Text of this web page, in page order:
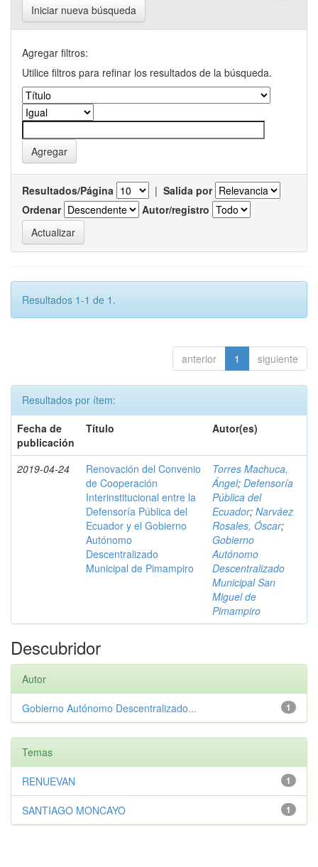
Iniciar nueva búsqueda
Agregar filtros:
Utilice filtros para refinar los resultados de la búsqueda.
Resultados/Página | Salida por
Ordenar
Autor/registro
Resultados 1-1 de 1.
anterior 1 siguiente
Resultados por ítem:
Fecha de
publicación
Título Autor(es)
2019-04-24
Renovación del Convenio
de Cooperación
Interinstitucional entre la
Defensoría Pública del
Ecuador y el Gobierno
Autónomo
Descentralizado
Municipal de Pimampiro
Torres Machuca,
Ángel; Defensoría
Pública del
Ecuador; Narváez
Rosales, Óscar;
Gobierno
Autónomo
Descentralizado
Municipal San
Miguel de
Pimampiro
Descubridor
Autor
1
Gobierno Autónomo Descentralizado...
Temas
1
RENUEVAN
1
SANTIAGO MONCAYO